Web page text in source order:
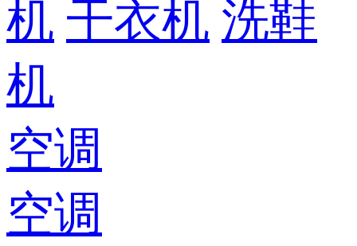
机 干衣机 洗鞋
机
空调
空调